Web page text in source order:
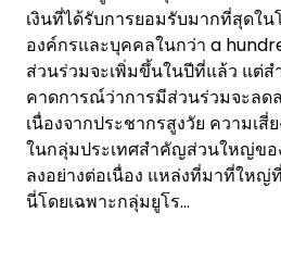
เงินที่ได้รับการยอมรับมากที่สุดใ
องค์กรและบุคคลในกว่า a
ส่วนร่วมจะเพิ่มขึ้นในปีที่แล้ว แต่ส
คาดการณ์ว่าการมีส่วนร่วมจะลด
เนื่องจากประชากรสูงวัย ความเสี่
ในกลุ่มประเทศสำคัญส่วนใหญ่ขอ
ลงอย่างต่อเนื่อง แหล่งที่มาที่ใหญ่
นี่โดยเฉพาะกลุ่มยูโร…